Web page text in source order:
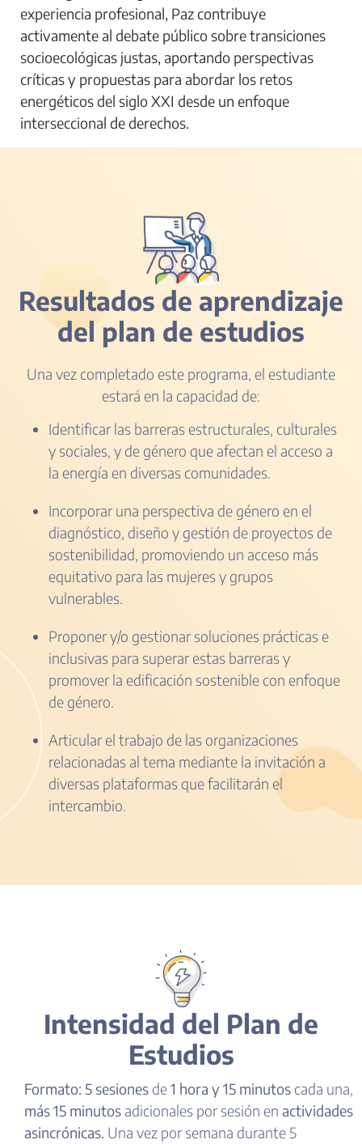
experiencia profesional, Paz contribuye
activamente al debate público sobre transiciones
socioecológicas justas, aportando perspectivas
críticas y propuestas para abordar los retos
energéticos del siglo XXI desde un enfoque
interseccional de derechos.
Resultados de aprendizaje
del plan de estudios
Una vez completado este programa, el estudiante
estará en la capacidad de:
Identificar las barreras estructurales, culturales
y sociales, y de género que afectan el acceso a
la energía en diversas comunidades.
Incorporar una perspectiva de género en el
diagnóstico, diseño y gestión de proyectos de
sostenibilidad, promoviendo un acceso más
equitativo para las mujeres y grupos
vulnerables.
Proponer y/o gestionar soluciones prácticas e
inclusivas para superar estas barreras y
promover la edificación sostenible con enfoque
de género.
Articular el trabajo de las organizaciones
relacionadas al tema mediante la invitación a
diversas plataformas que facilitarán el
intercambio.
Intensidad del Plan de
Estudios
Formato: 5 sesiones de1 hora y 15 minutos cada una,
más 15 minutos adicionales por sesión en actividades
asincrónicas. Una vez por semana durante 5